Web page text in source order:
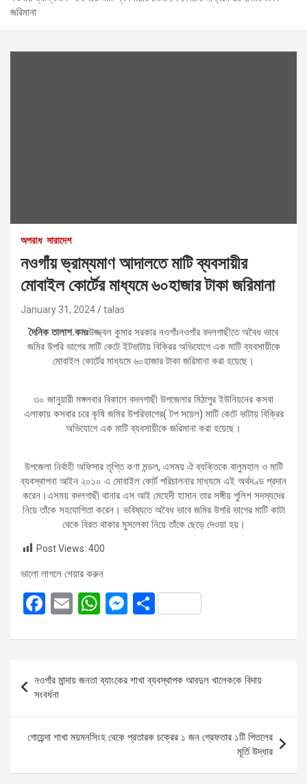
জরিমানা
অপরাধ সারাদেশ
নওগাঁয় ভ্রাম্যমাণ আদালতে মাটি ব্যবসায়ীর
মোবাইল কোর্টের মাধ্যমে ৬০হাজার টাকা জরিমানা
January 31, 2024 talas
দৈনিক তালাশ.কমঃউজ্জ্বল কুমার সরকার নওগাঁঃনওগাঁর বদলগাছীতে অবৈধ ভাবে
জমির উপরি ভাগের মাটি কেটে ইটভাটায় বিক্রির অভিযোগে এক মাটি ব্যবসায়ীকে
মোবাইল কোর্টের মাধ্যমে ৬০হাজার টাকা জরিমানা করা হয়েছে।
৩০ জানুয়ারী মঙ্গলবার বিকালে বদলগাছী উপজেলার মিঠাপুর ইউনিয়নের কসবা
এলাকায় কসবার চরে কৃষি জমির উপরিভাগের( টপ সয়েল) মাটি কেটে ভাটায় বিক্রির
অভিযোগে এক মাটি ব্যবসায়ীকে জরিমানা করা হয়েছে।
উপজেলা নির্বাহী অফিসার তৃপ্তি কণা মন্ডল, এসময় ঐ ব্যক্তিকে বালুমহাল ও মাটি
ব্যবস্থাপনা আইন ২০১০ এ মোবাইল কোর্ট পরিচালনার মাধ্যমে এই অর্থদণ্ড প্রদান
করেন।এসময় বদলগাছী থানার এস আই মেহেদী হাসান তার সঙ্গীয় পুলিশ সদস্যদের
নিয়ে তাঁকে সহযোগিতা করেন। ভবিষ্যতে অবৈধ ভাবে জমির উপরি ভাগের মাটি কাটা
থেকে বিরত থাকার মুসলেকা নিয়ে তাঁকে ছেড়ে দেওয়া হয়।
Post Views: 400
ভালো লাগলে শেয়ার করুন
F
ce
b
o
o
k
E
ail
W
at
A
p
p
M
se
g
er
S
ar
navigation
নওগাঁর মান্দায় জনতা ব্যাংকের শাখা ব্যবস্থাপক আবদুল খালেককে বিদায়
সংবর্ধনা
গোয়েন্দা শাখা ময়মনসিংহ থেকে প্রতারক চক্রের ১ জন গ্রেফতার ১টি পিতলের
মূর্তি উদ্ধার